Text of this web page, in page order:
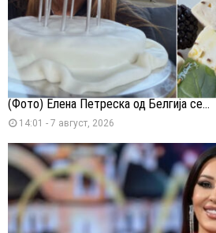
(Фото) Елена Петреска од Белгија се...
14:01 - 7 август, 2026